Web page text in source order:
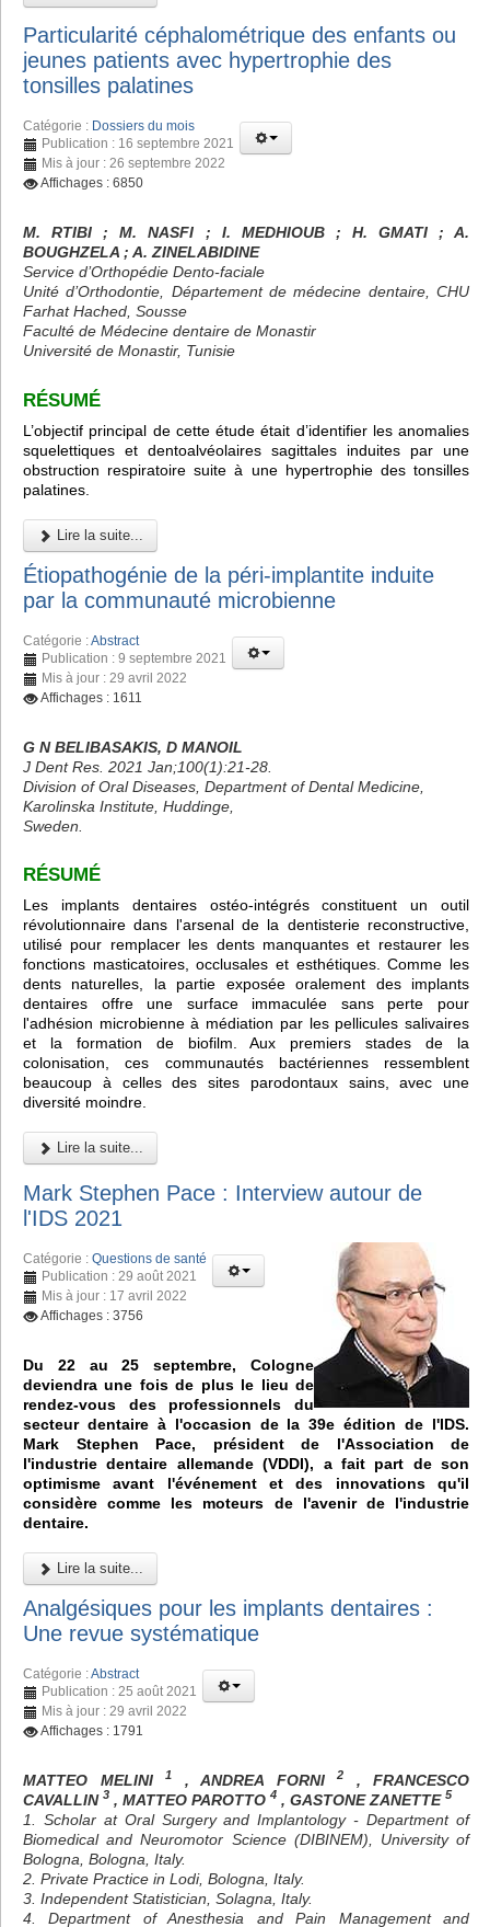
Particularité céphalométrique des enfants ou
jeunes patients avec hypertrophie des
tonsilles palatines
Catégorie : Dossiers du mois
Publication : 16 septembre 2021
Mis à jour : 26 septembre 2022
Affichages : 6850
M. RTIBI ; M. NASFI ; I. MEDHIOUB ; H. GMATI
; A.
BOUGHZELA ; A. ZINELABIDINE
Service d’Orthopédie Dento-faciale
Unité d’Orthodontie, Département de médecine dentaire, CHU
Farhat Hached, Sousse
Faculté de Médecine dentaire de Monastir
Université de Monastir, Tunisie
RÉSUMÉ
L’objectif principal de cette étude était d’identifier les anomalies
squelettiques et dentoalvéolaires sagittales induites par une
obstruction respiratoire suite à une hypertrophie des tonsilles
palatines.
Lire la suite...
Étiopathogénie de la péri-implantite induite
par la communauté microbienne
Catégorie :Abstract
Publication : 9 septembre 2021
Mis à jour : 29 avril 2022
Affichages : 1611
G N BELIBASAKIS, D MANOIL
J Dent Res. 2021 Jan;100(1):21-28.
Division of Oral Diseases, Department of Dental Medicine,
Karolinska Institute, Huddinge,
Sweden.
RÉSUMÉ
Les implants dentaires ostéo-intégrés constituent un outil
révolutionnaire dans l'arsenal de la dentisterie reconstructive,
utilisé pour remplacer les dents manquantes et restaurer les
fonctions masticatoires, occlusales et esthétiques. Comme les
dents naturelles, la partie exposée oralement des implants
dentaires offre une surface immaculée sans perte pour
l'adhésion microbienne à médiation par les pellicules salivaires
et la formation de biofilm. Aux premiers stades de la
colonisation, ces communautés bactériennes ressemblent
beaucoup à celles des sites parodontaux sains, avec une
diversité moindre.
Lire la suite...
Mark Stephen Pace : Interview autour de
l'IDS 2021
Catégorie : Questions de santé
Publication : 29 août 2021
Mis à jour : 17 avril 2022
Affichages : 3756
Du 22 au 25 septembre, Cologne
deviendra une fois de plus le lieu de
rendez-vous des professionnels du
secteur dentaire à l'occasion de la 39e édition de l'IDS.
Mark Stephen Pace, président de l'Association de
l'industrie dentaire allemande (VDDI), a fait part de son
optimisme avant l'événement et des innovations qu'il
considère comme les moteurs de l'avenir de l'industrie
dentaire.
Lire la suite...
Analgésiques pour les implants dentaires :
Une revue systématique
Catégorie :Abstract
Publication : 25 août 2021
Mis à jour : 29 avril 2022
Affichages : 1791
MATTEO MELINI 1 , ANDREA FORNI 2
, FRANCESCO
CAVALLIN 3 , MATTEO PAROTTO 4 , GASTONE ZANETTE 5
1. Scholar at Oral Surgery and Implantology - Department of
Biomedical and Neuromotor Science (DIBINEM), University of
Bologna, Bologna, Italy.
2. Private Practice in Lodi, Bologna, Italy.
3. Independent Statistician, Solagna, Italy.
4. Department of Anesthesia and Pain Management and